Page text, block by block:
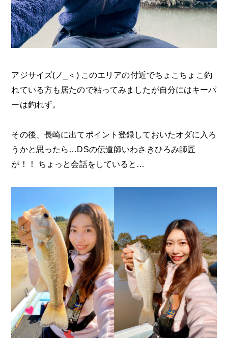
アジサイズ(ノ_＜) このエリアの付近でちょこちょこ釣
れている方も居たので粘ってみましたが自分にはキーパ
ーは釣れず。
その後、長崎に出てポイント登録しておいたオダに入ろ
うかと思ったら…DSの伝道師いわさきひろみ師匠
が！！ ちょっと会話をしていると…